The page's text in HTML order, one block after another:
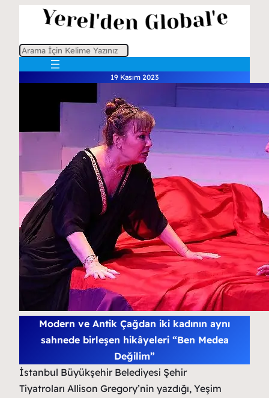
A
a
19 Kasım 2023
Modern ve Antik Çağdan iki kadının aynı
sahnede birleşen hikâyeleri “Ben Medea
Değilim”
İstanbul Büyükşehir Belediyesi Şehir
Tiyatroları Allison Gregory’nin yazdığı, Yeşim